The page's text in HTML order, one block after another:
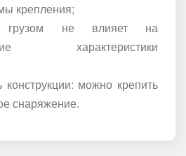
крепления;
грузом не влияет на
характеристики
конструкции: можно крепить
снаряжение.